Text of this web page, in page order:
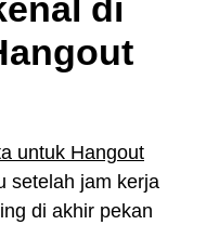
untuk Hangout
setelah jam kerja
di akhir pekan